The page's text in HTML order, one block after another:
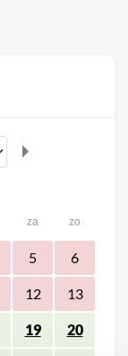
za zo
5 6
12 13
19 20